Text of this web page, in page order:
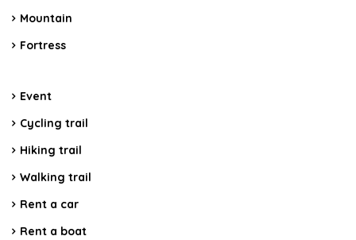
Mountain
Fortress
Event
Cycling trail
Hiking trail
Walking trail
Rent a car
Rent a boat